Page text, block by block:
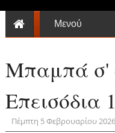
Μπαμπά σ'
Επεισόδια
Πέμπτη 5 Φεβρουαρίου 2026